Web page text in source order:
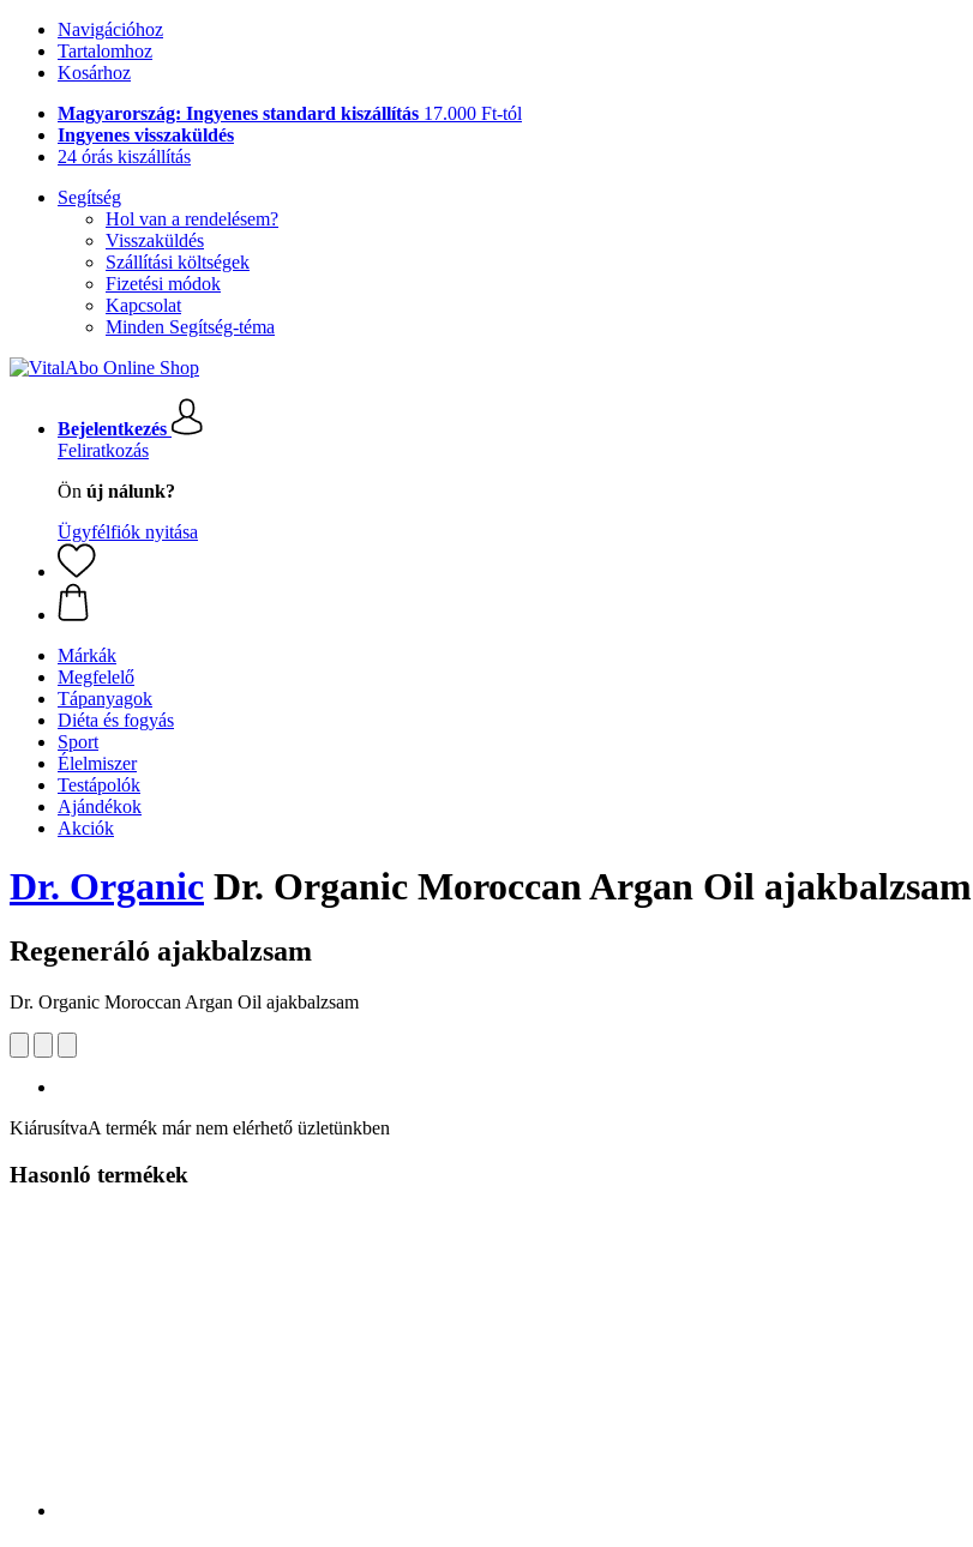
Navigációhoz
Tartalomhoz
Kosárhoz
Magyarország: Ingyenes standard kiszállítás 17.000 Ft-tól
Ingyenes visszaküldés
24 órás kiszállítás
Segítség
Hol van a rendelésem?
Visszaküldés
Szállítási költségek
Fizetési módok
Kapcsolat
Minden Segítség-téma
Bejelentkezés
Feliratkozás
Ön új nálunk?
Ügyfélfiók nyitása
Márkák
Megfelelő
Tápanyagok
Diéta és fogyás
Sport
Élelmiszer
Testápolók
Ajándékok
Akciók
Dr. Organic Dr. Organic Moroccan Argan Oil ajakbalzsam
Regeneráló ajakbalzsam
Dr. Organic Moroccan Argan Oil ajakbalzsam
KiárusítvaA termék már nem elérhető üzletünkben
Hasonló termékek